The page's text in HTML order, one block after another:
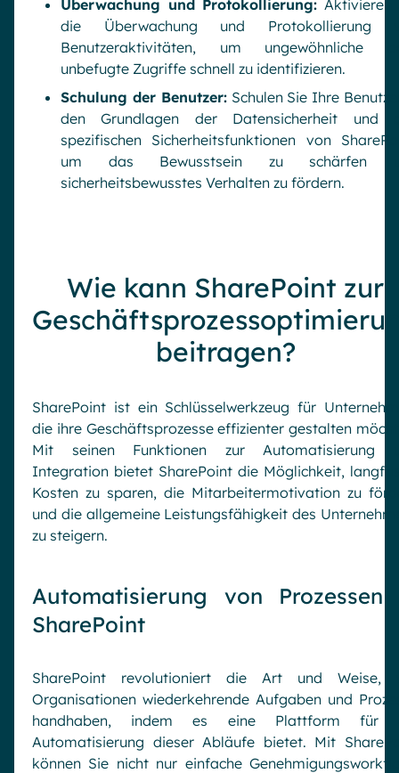
Überwachung und Protokollierung: Aktivieren
die Überwachung und Protokollierung
Benutzeraktivitäten, um ungewöhnliche
unbefugte Zugriffe schnell zu identifizieren.
Schulung der Benutzer:Schulen Sie Ihre
den Grundlagen der Datensicherheit und
spezifischen Sicherheitsfunktionen von
um das Bewusstsein zu schärfen
sicherheitsbewusstes Verhalten zu fördern.
Wie kann SharePoint zur
beitragen?
SharePoint ist ein Schlüsselwerkzeug für
die ihre Geschäftsprozesse effizienter gestalten
Mit seinen Funktionen zur Automatisierung
Integration bietet SharePoint die Möglichkeit,
Kosten zu sparen, die Mitarbeitermotivation zu
und die allgemeine Leistungsfähigkeit des
zu steigern.
Automatisierung von Prozessen
SharePoint
SharePoint revolutioniert die Art und Weise,
Organisationen wiederkehrende Aufgaben und
handhaben, indem es eine Plattform für
Automatisierung dieser Abläufe bietet. Mit
können Sie nicht nur einfache